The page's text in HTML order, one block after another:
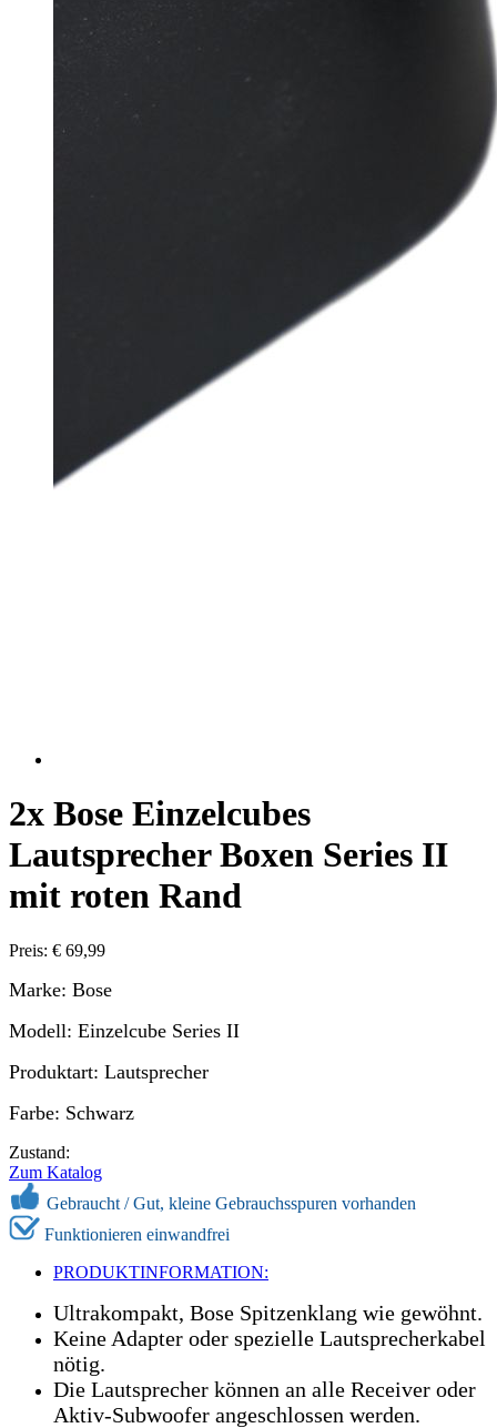
2x Bose Einzelcubes
Lautsprecher Boxen Series II
mit roten Rand
Preis: € 69,99
Marke: Bose
Modell: Einzelcube Series II
Produktart: Lautsprecher
Farbe: Schwarz
Zustand:
Zum Katalog
Gebraucht /Gut, kleine Gebrauchsspuren vorhanden
Funktionieren einwandfrei
PRODUKTINFORMATION:
Ultrakompakt, Bose Spitzenklang wie gewöhnt.
Keine Adapter oder spezielle Lautsprecherkabel
nötig.
Die Lautsprecher können an alle Receiver oder
Aktiv-Subwoofer angeschlossen werden.